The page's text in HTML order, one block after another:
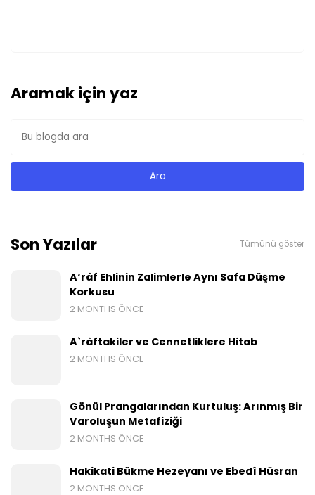
Aramak için yaz
Son Yazılar Tümünü göster
A‘râf Ehlinin Zalimlerle Aynı Safa Düşme
Korkusu
2 MONTHS ÖNCE
A`râftakiler ve Cennetliklere Hitab
2 MONTHS ÖNCE
Gönül Prangalarından Kurtuluş: Arınmış Bir
Varoluşun Metafiziği
2 MONTHS ÖNCE
Hakikati Bükme Hezeyanı ve Ebedî Hüsran
2 MONTHS ÖNCE